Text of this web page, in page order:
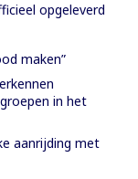
opgeleverd
maken”
in het
aanrijding met